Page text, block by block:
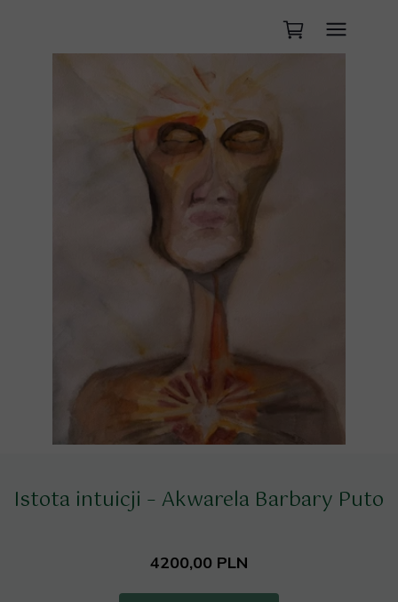
4200,00 PLN
Istota intuicji – Akwarela Barbary Puto